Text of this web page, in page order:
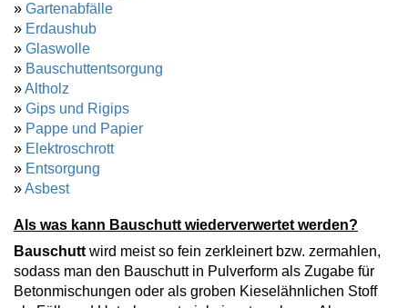
» Gartenabfälle
» Erdaushub
» Glaswolle
» Bauschuttentsorgung
»Altholz
» Gips und Rigips
» Pappe und Papier
» Elektroschrott
» Entsorgung
»Asbest
Als was kann Bauschutt wiederverwertet werden?
Bauschutt wird meist so fein zerkleinert bzw. zermahlen,
sodass man den Bauschutt in Pulverform als Zugabe für
Betonmischungen oder als groben Kieselähnlichen Stoff